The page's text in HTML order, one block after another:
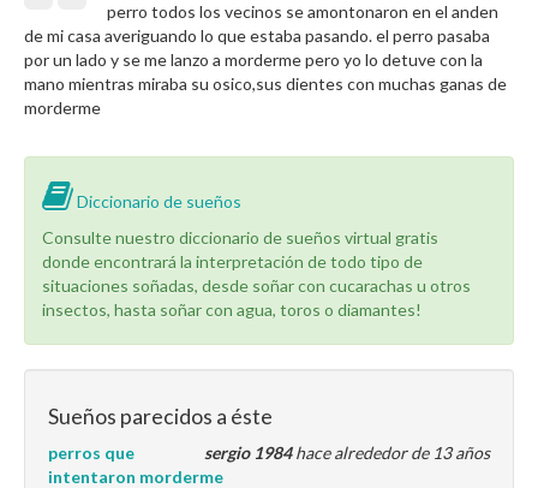
perro todos los vecinos se amontonaron en el anden
de mi casa averiguando lo que estaba pasando. el perro pasaba
por un lado y se me lanzo a morderme pero yo lo detuve con la
mano mientras miraba su osico,sus dientes con muchas ganas de
morderme
Diccionario de sueños
Consulte nuestro diccionario de sueños virtual gratis
donde encontrará la interpretación de todo tipo de
situaciones soñadas, desde soñar con cucarachas u otros
insectos, hasta soñar con agua, toros o diamantes!
Sueños parecidos a éste
sergio 1984hace alrededor de 13 años
perros que
intentaron morderme